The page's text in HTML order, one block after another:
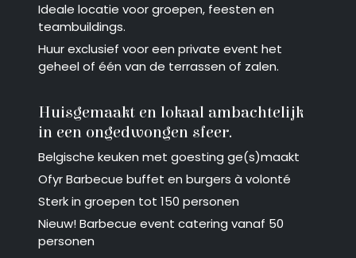
Ideale locatie voor groepen, feesten en
teambuildings.
Huur exclusief voor een private event het
geheel of één van de terrassen of zalen.
Huisgemaakt en lokaal ambachtelijk
in een ongedwongen sfeer.
Belgische keuken met goesting ge(s)maakt
Ofyr Barbecue buffet en burgers à volonté
Sterk in groepen tot 150 personen
Nieuw! Barbecue event catering vanaf 50
personen